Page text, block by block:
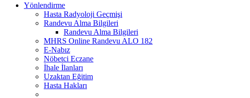
Yönlendirme
Hasta Radyoloji Geçmişi
Randevu Alma Bilgileri
Randevu Alma Bilgileri
MHRS Online Randevu ALO 182
E-Nabız
Nöbetci Eczane
İhale İlanları
Uzaktan Eğitim
Hasta Hakları